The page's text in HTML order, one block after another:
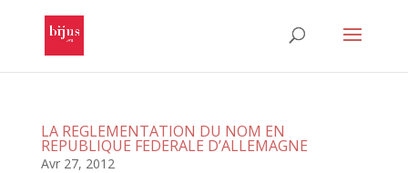
LA REGLEMENTATION DU NOM EN
REPUBLIQUE FEDERALE D’ALLEMAGNE
Avr 27, 2012